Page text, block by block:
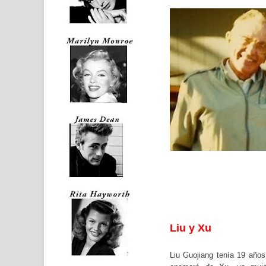
Liu y Xu
Liu Guojiang tenía 19